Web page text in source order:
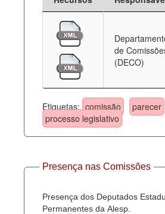
de
(DECO)
Etiquetas: comissão parecer
processo legislativo
Presença nas Comissões
Presença dos Deputados
Permanentes da Alesp.